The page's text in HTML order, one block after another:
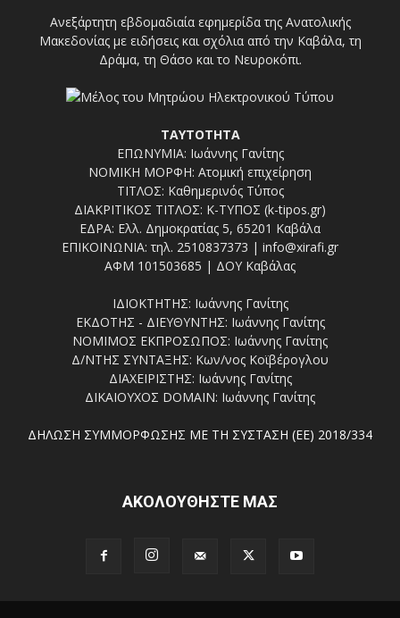
Ανεξάρτητη εβδομαδιαία εφημερίδα της Ανατολικής
Μακεδονίας με ειδήσεις και σχόλια από την Καβάλα, τη
Δράμα, τη Θάσο και το Νευροκόπι.
ΤΑΥΤΟΤΗΤΑ
ΕΠΩΝΥΜΙΑ: Ιωάννης Γανίτης
ΝΟΜΙΚΗ ΜΟΡΦΗ: Ατομική επιχείρηση
ΤΙΤΛΟΣ: Καθημερινός Τύπος
ΔΙΑΚΡΙΤΙΚΟΣ ΤΙΤΛΟΣ: Κ-ΤΥΠΟΣ (k-tipos.gr)
ΕΔΡΑ: Ελλ. Δημοκρατίας 5, 65201 Καβάλα
ΕΠΙΚΟΙΝΩΝΙΑ: τηλ. 2510837373 | info@xirafi.gr
ΑΦΜ 101503685 | ΔΟΥ Καβάλας
ΙΔΙΟΚΤΗΤΗΣ: Ιωάννης Γανίτης
ΕΚΔΟΤΗΣ - ΔΙΕΥΘΥΝΤΗΣ: Ιωάννης Γανίτης
ΝΟΜΙΜΟΣ ΕΚΠΡΟΣΩΠΟΣ: Ιωάννης Γανίτης
Δ/ΝΤΗΣ ΣΥΝΤΑΞΗΣ: Κων/νος Κοϊβέρογλου
ΔΙΑΧΕΙΡΙΣΤΗΣ: Ιωάννης Γανίτης
ΔΙΚΑΙΟΥΧΟΣ DOMAIN: Ιωάννης Γανίτης
ΔΗΛΩΣΗ ΣΥΜΜΟΡΦΩΣΗΣ ΜΕ ΤΗ ΣΥΣΤΑΣΗ (ΕΕ) 2018/334
ΑΚΟΛΟΥΘΗΣΤΕ ΜΑΣ